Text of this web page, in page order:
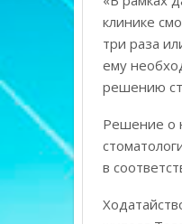
клинике
три раза
ему
решению
Решение о
в